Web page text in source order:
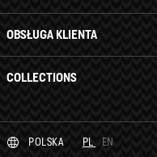
OBSŁUGA KLIENTA
COLLECTIONS
POLSKA PL EN